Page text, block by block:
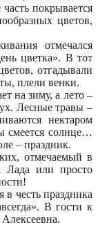
покрывается
цветов,
отмечался
цветка». В тот
отгадывали
плели венки.
на зиму, а лето –
Лесные травы –
нектаром
смеется солнце…
– праздник.
отмечаемый в
Лада или просто
честь праздника
В гости к